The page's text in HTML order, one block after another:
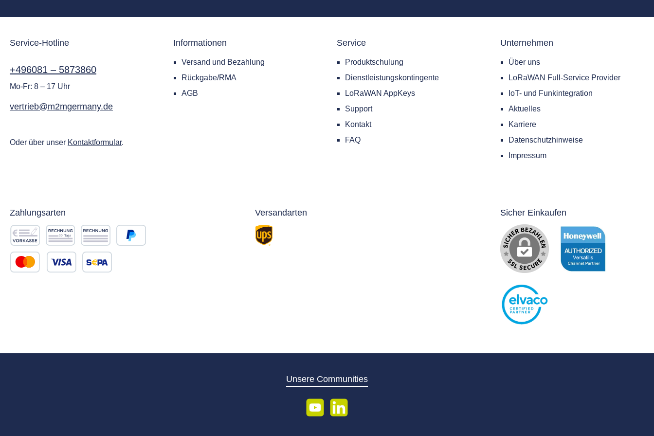
verbunden. Wenn kein BMS
Netzwerk direkt erstellt. Es kann
verbinden: IoT-Sensoren, Zähler,
Heizung, Klimaanlagen,
Gebäudemanagementsysteme
Server, M-Bus, LON FT10, LON
IP-852, LPB - Local Process Bus,
Diematic, KNX S/LTE. So lassen
entweder verkabelt über Ethernet
Service-Hotline
+496081 – 5873860
Mo-Fr: 8 – 17 Uhr
vertrieb@m2mgermany.de
Oder über unser Kontaktformular.
Informationen
Versand und Bezahlung
Rückgabe/RMA
AGB
Service
Produktschulung
Dienstleistungskontingente
LoRaWAN AppKeys
Support
Kontakt
FAQ
Unternehmen
Über uns
LoRaWAN Full-Service Provider
IoT- und Funkintegration
Aktuelles
Karriere
Datenschutzhinweise
Impressum
Zahlungsarten
Vorkasse Rechnung 30 Tage
Rechnung
Versandarten Sicher Einkaufen
Unsere Communities
YouTubeLinkedIn